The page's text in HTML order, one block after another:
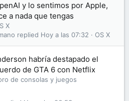
y lo sentimos por Apple,
a nada que tengas
X
OS X
Hoy a las 07:32
habría destapado el
de GTA 6 con Netflix
de consolas y juegos